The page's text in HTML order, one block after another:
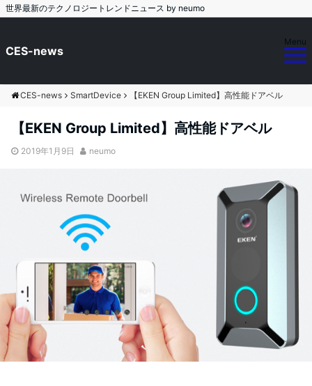
世界最新のテクノロジートレンドニュース by neumo
CES-news
Menu
CES-news SmartDevice 【EKEN Group Limited】高性能ドアベル
【EKEN Group Limited】高性能ドアベル
2019年1月9日 neumo